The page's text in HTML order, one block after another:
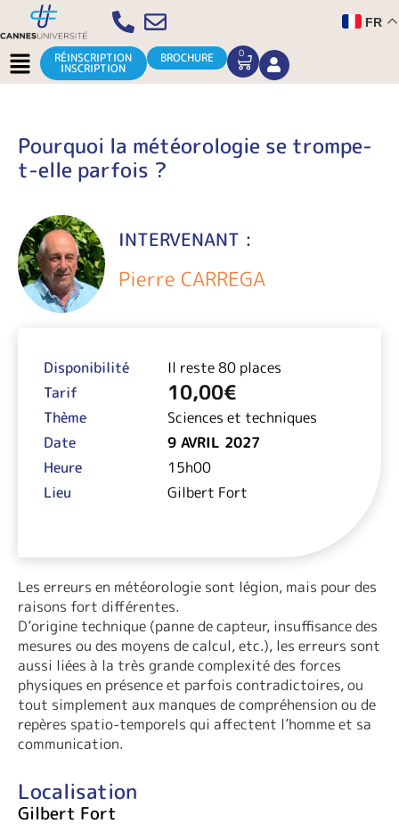
Aller
au
contenu
FR
Menu RÉINSCRIPTION
INSCRIPTION
BROCHURE 0
CART
Pourquoi la météorologie se trompe-
t-elle parfois ?
INTERVENANT :
Pierre CARREGA
Disponibilité
Il reste 80 places
Tarif
10,00€
Thème
Sciences et techniques
Date
9 AVRIL 2027
Heure
15h00
Lieu
Gilbert Fort
Les erreurs en météorologie sont légion, mais pour des
raisons fort différentes.
D’origine technique (panne de capteur, insuffisance des
mesures ou des moyens de calcul, etc.), les erreurs sont
aussi liées à la très grande complexité des forces
physiques en présence et parfois contradictoires, ou
tout simplement aux manques de compréhension ou de
repères spatio-temporels qui affectent l’homme et sa
communication.
Localisation
Gilbert Fort